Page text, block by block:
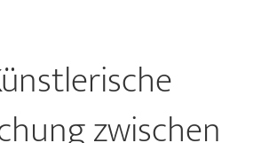
zwischen